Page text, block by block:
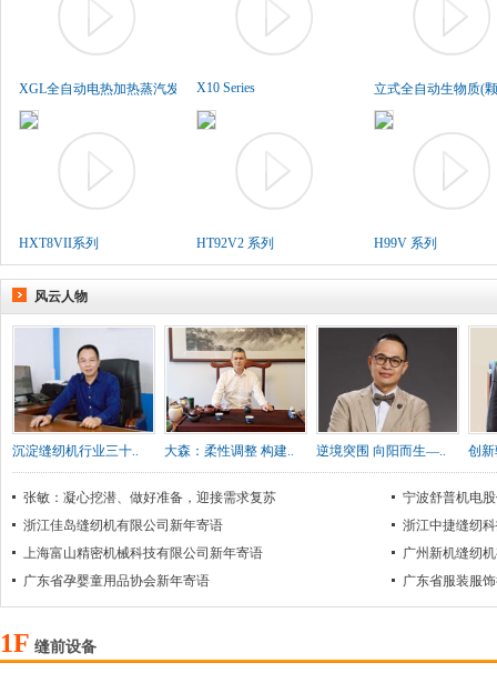
XGL全自动电热加热蒸汽发生..X10 Series 立式全自动生物质(
HXT8VII系列 HT92V2 系列 H99V 系列
风云人物
沉淀缝纫机行业三十.. 大森：柔性调整 构建.. 逆境突围 向阳而生—.. 创
张敏：凝心挖潜、做好准备，迎接需求复苏
宁波舒普机电
浙江佳岛缝纫机有限公司新年寄语
浙江中捷缝纫
上海富山精密机械科技有限公司新年寄语
广州新机缝纫
广东省孕婴童用品协会新年寄语
广东省服装服
1F 缝前设备